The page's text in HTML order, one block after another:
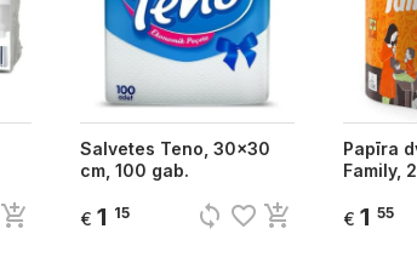
add_shopping_cart
Salvetes Teno, 30x30
cm, 100 gab.
€ 1 15 sync favorite_border add_shopping_cart
Papīra
Family,
€ 1 55